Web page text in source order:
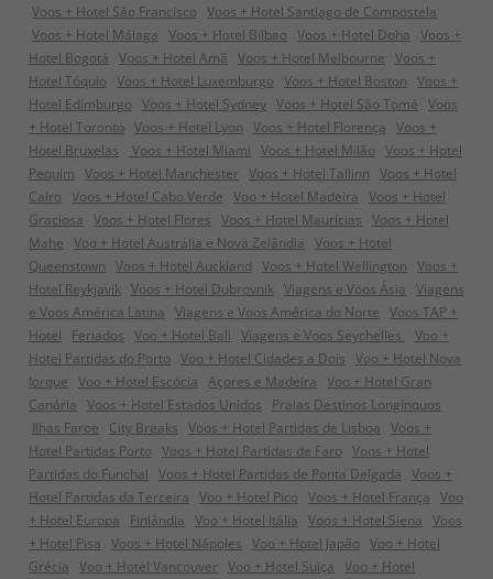
Voos + Hotel São Francisco Voos + Hotel Santiago de Compostela
Voos + Hotel Málaga Voos + Hotel Bilbao Voos + Hotel Doha Voos +
Hotel Bogotá Voos + Hotel Amã Voos + Hotel Melbourne Voos +
Hotel Tóquio Voos + Hotel Luxemburgo Voos + Hotel Boston Voos +
Hotel Edimburgo Voos + Hotel Sydney Voos + Hotel São Tomé Voos
+ Hotel Toronto Voos + Hotel Lyon Voos + Hotel Florença Voos +
Hotel Bruxelas
Voos + Hotel Miami Voos + Hotel Milão Voos + Hotel
Pequim Voos + Hotel Manchester Voos + Hotel Tallinn Voos + Hotel
Cairo Voos + Hotel Cabo Verde Voo + Hotel Madeira Voos + Hotel
Graciosa Voos + Hotel Flores Voos + Hotel Maurícias Voos + Hotel
Mahe Voo + Hotel Austrália e Nova Zelândia Voos + Hotel
Queenstown Voos + Hotel Auckland Voos + Hotel Wellington Voos +
Hotel Reykjavik Voos + Hotel Dubrovnik Viagens e Voos Ásia Viagens
e Voos América Latina Viagens e Voos América do Norte Voos TAP +
Hotel
Feriados Voo + Hotel Bali Viagens e Voos Seychelles
Voo +
Hotel Partidas do Porto Voo + Hotel Cidades a Dois Voo + Hotel Nova
Iorque Voo + Hotel Escócia Açores e Madeira Voo + Hotel Gran
Canária Voos + Hotel Estados Unidos
Praias Destinos Longínquos
Ilhas Faroe
City Breaks Voos + Hotel Partidas de Lisboa Voos +
Hotel Partidas Porto Voos + Hotel Partidas de Faro Voos + Hotel
Partidas do Funchal Voos + Hotel Partidas de Ponta Delgada Voos +
Hotel Partidas da Terceira Voo + Hotel Pico Voos + Hotel França Voo
+ Hotel Europa
Finlândia Voo + Hotel Itália Voos + Hotel Siena Voos
+ Hotel Pisa Voos + Hotel Nápoles Voo + Hotel Japão Voo + Hotel
Grécia Voo + Hotel Vancouver Voo + Hotel Suiça Voo + Hotel